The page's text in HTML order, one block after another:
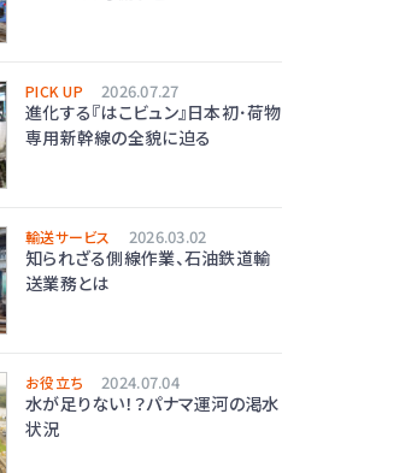
PICK UP 2026.07.27
進化する『はこビュン』日本初･荷物
専用新幹線の全貌に迫る
輸送サービス 2026.03.02
知られざる側線作業、石油鉄道輸
送業務とは
お役立ち 2024.07.04
水が足りない！？パナマ運河の渇水
状況